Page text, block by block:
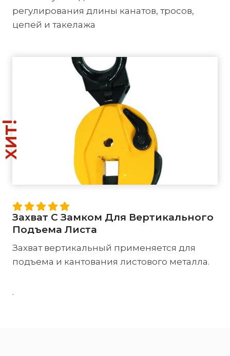
регулирования длины канатов, тросов,
цепей и такелажа
Захват С Замком Для Вертикального
Подъема Листа
Захват вертикальный применяется для
подъема и кантования листового металла.
.